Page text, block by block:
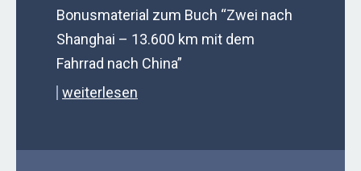
Bonusmaterial zum Buch “Zwei nach
Shanghai – 13.600 km mit dem
Fahrrad nach China”
weiterlesen